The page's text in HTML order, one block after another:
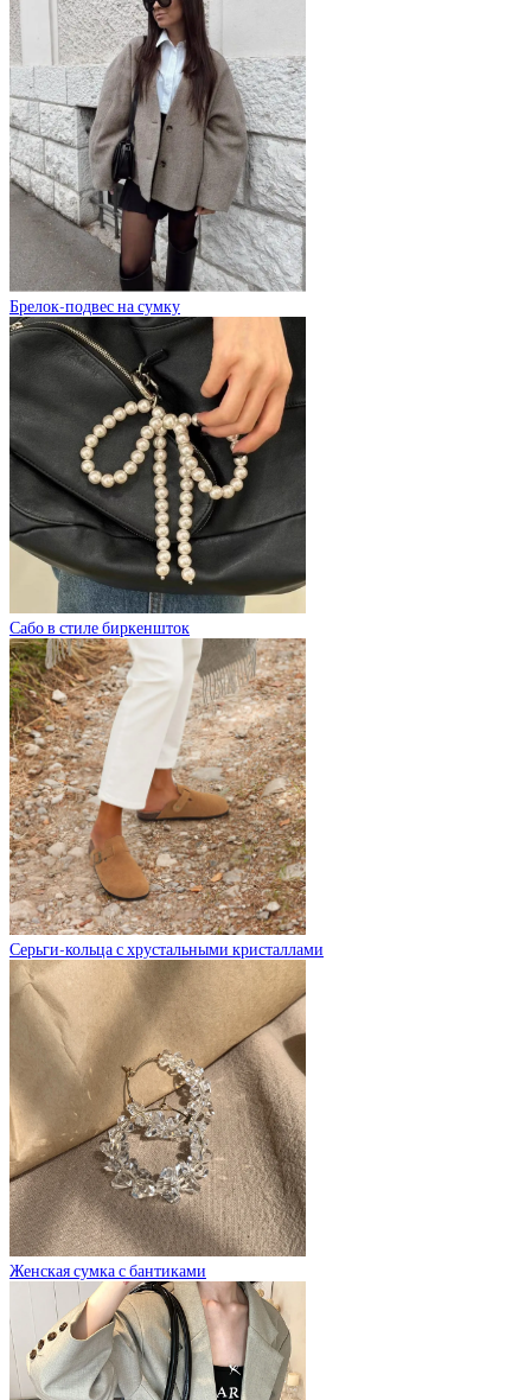
Брелок-подвес на сумку
Сабо в стиле биркеншток
Серьги-кольца с хрустальными кристаллами
Женская сумка с бантиками